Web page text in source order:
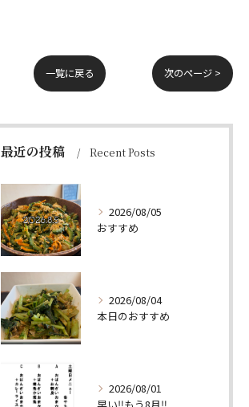
一覧に戻る 次のページ >
最近の投稿 Recent Posts
2026/08/05
おすすめ
2026/08/04
本日のおすすめ
2026/08/01